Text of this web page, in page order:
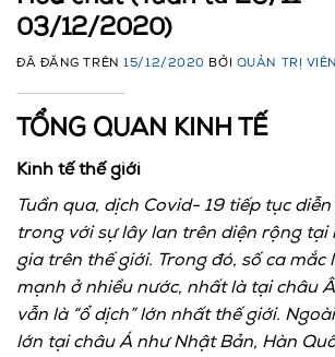
03/12/2020)
ĐÃ ĐĂNG TRÊN15/12/2020 BỞI QUẢN TRỊ VIÊN
TỔNG QUAN KINH TẾ
Kinh tế thế giới
Tuần qua, dịch Covid- 19 tiếp tục
trong với sự lây lan trên diện rộng tại
gia trên thế giới. Trong đó, số ca mắc
mạnh ở nhiều nước, nhất là tại châu
vẫn là “ổ dịch” lớn nhất thế giới.
lớn tại châu Á như Nhật Bản, Hàn